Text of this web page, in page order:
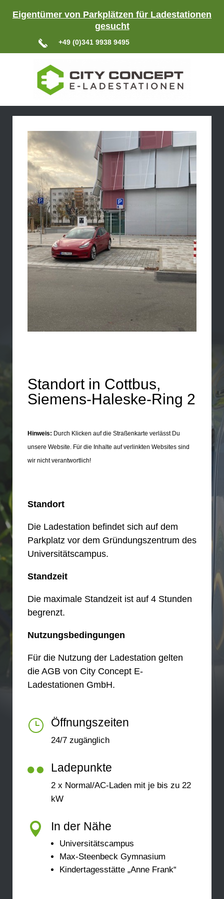
Eigentümer von Parkplätzen für Ladestationen
gesucht
+49 (0)341 9938 9495
Standort in Cottbus,
Siemens-Haleske-Ring 2
Hinweis: Durch Klicken auf die Straßenkarte verlässt Du
unsere Website. Für die Inhalte auf verlinkten Websites sind
wir nicht verantwortlich!
Standort
Die Ladestation befindet sich auf dem
Parkplatz vor dem Gründungszentrum des
Universitätscampus.
Standzeit
Die maximale Standzeit ist auf 4 Stunden
begrenzt.
Nutzungsbedingungen
Für die Nutzung der Ladestation gelten
die AGB von City Concept E-
Ladestationen GmbH.
} Öffnungszeiten
24/7 zugänglich
 Ladepunkte
2 x Normal/AC-Laden mit je bis zu 22
kW
 In der Nähe
Universitätscampus
Max-Steenbeck Gymnasium
Kindertagesstätte „Anne Frank“